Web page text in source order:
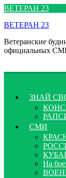
Перейти
содержимому
ВЕТЕРАН 23
ВЕТЕРАН 23
Ветеранские
официальных
ЗНАЙ
СМИ
На